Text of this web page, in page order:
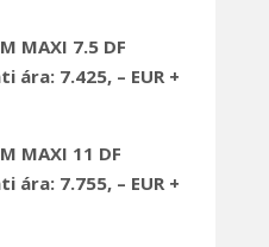
MAXI 7.5 DF
ára: 7.425, – EUR +
MAXI 11 DF
ára: 7.755, – EUR +